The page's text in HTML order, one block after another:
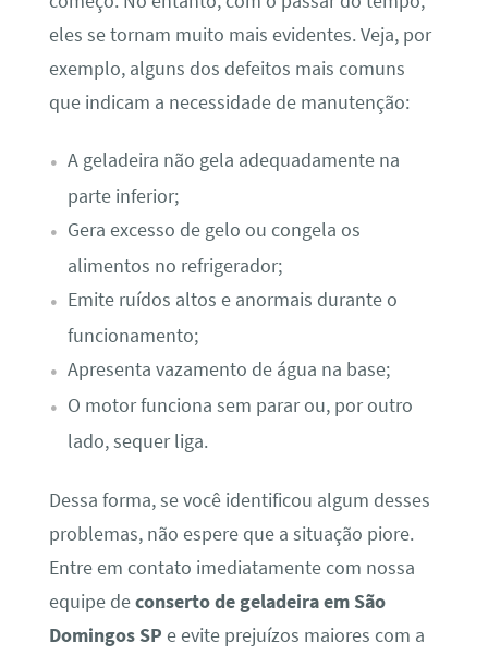
eles se tornam muito mais evidentes. Veja, por
exemplo, alguns dos defeitos mais comuns
que indicam a necessidade de manutenção:
A geladeira não gela adequadamente na
parte inferior;
Gera excesso de gelo ou congela os
alimentos no refrigerador;
Emite ruídos altos e anormais durante o
funcionamento;
Apresenta vazamento de água na base;
O motor funciona sem parar ou, por outro
lado, sequer liga.
Dessa forma, se você identificou algum desses
problemas, não espere que a situação piore.
Entre em contato imediatamente com nossa
equipe deconserto de geladeira em São
Domingos SP e evite prejuízos maiores com a